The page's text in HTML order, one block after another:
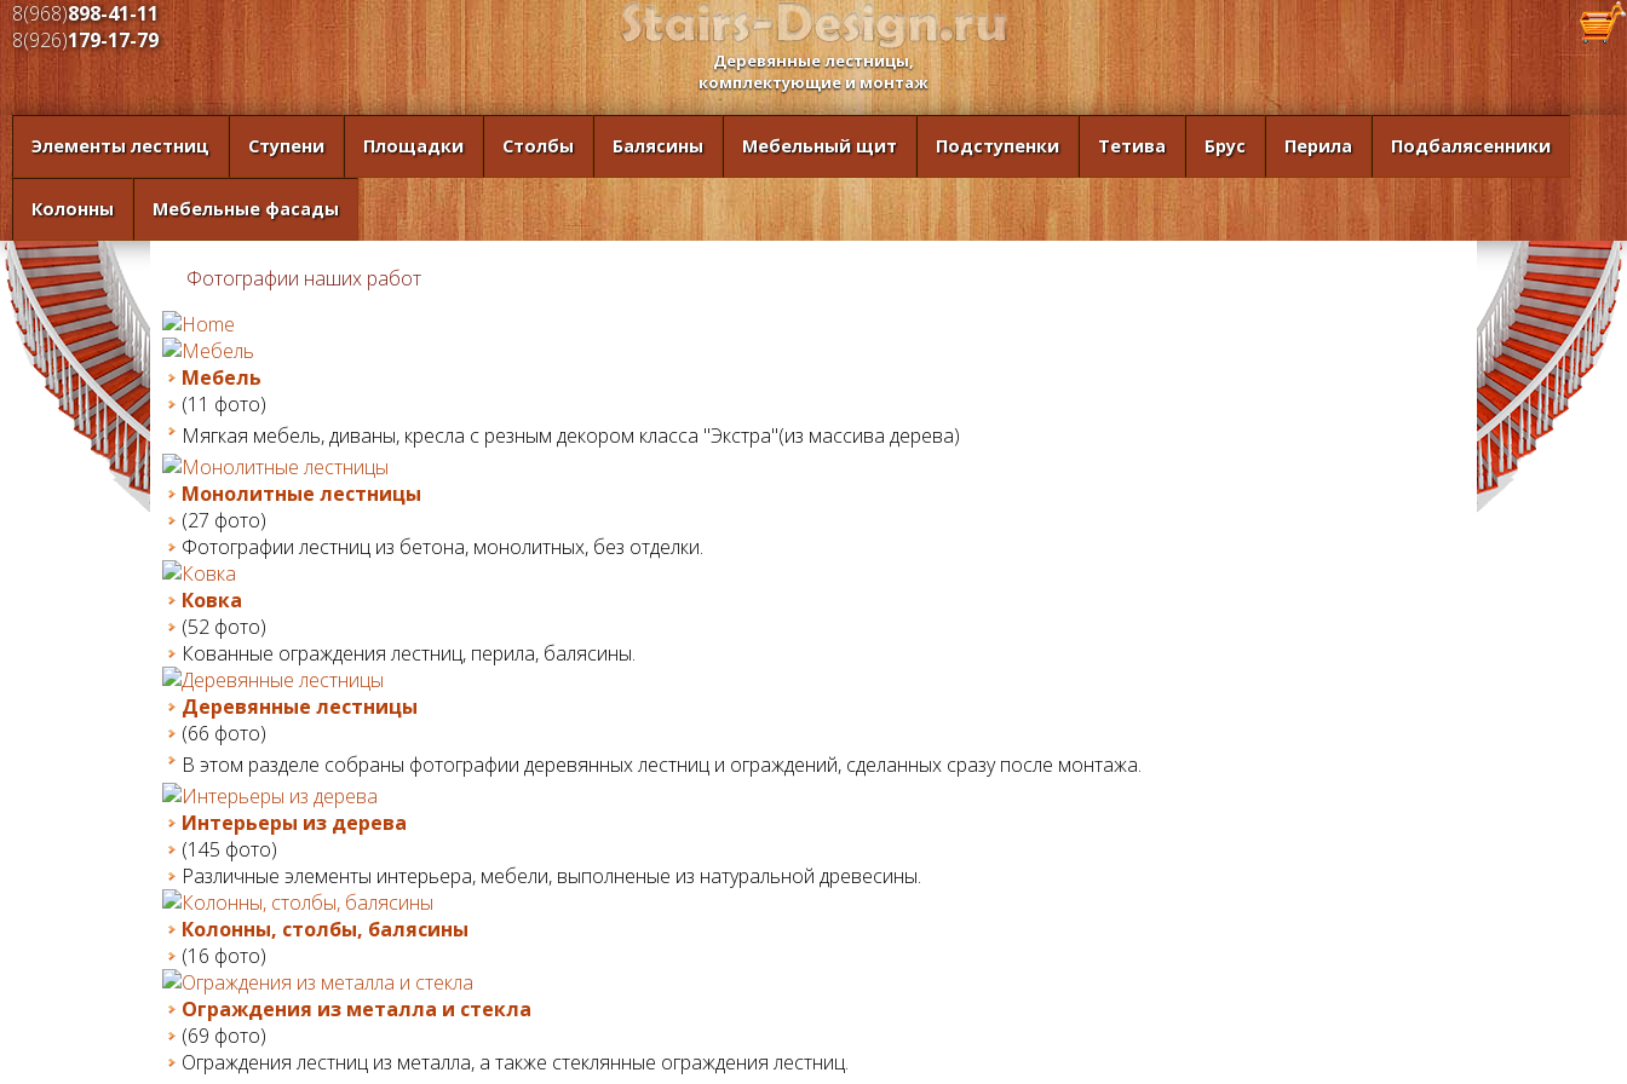
Деревянные лестницы,
комплектующие и монтаж
8(968)898-41-11
8(926)179-17-79
Элементы лестниц Ступени Площадки Столбы Балясины Мебельный щит Подступенки Тетива Брус Перила Подбалясенники
Колонны Мебельные фасады
Фотографии наших работ
Мебель
(11 фото)
Мягкая мебель, диваны, кресла с резным декором класса "Экстра"(из массива дерева)
Монолитные лестницы
(27 фото)
Фотографии лестниц из бетона, монолитных, без отделки.
Ковка
(52 фото)
Кованные ограждения лестниц, перила, балясины.
Деревянные лестницы
(66 фото)
В этом разделе собраны фотографии деревянных лестниц и ограждений, сделанных сразу после монтажа.
Интерьеры из дерева
(145 фото)
Различные элементы интерьера, мебели, выполненые из натуральной древесины.
Колонны, столбы, балясины
(16 фото)
Ограждения из металла и стекла
(69 фото)
Ограждения лестниц из металла, а также стеклянные ограждения лестниц.